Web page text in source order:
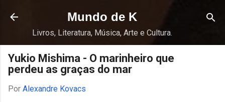
Pular para o conteúdo principal
Mundo de K
Livros, Literatura, Música, Arte e Cultura.
Yukio Mishima - O marinheiro que
perdeu as graças do mar
Por Alexandre Kovacs